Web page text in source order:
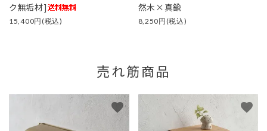
ク無垢材]
15,400円(税込)
然木×真鍮
8,250円(税込)
売れ筋商品
favorite favorite